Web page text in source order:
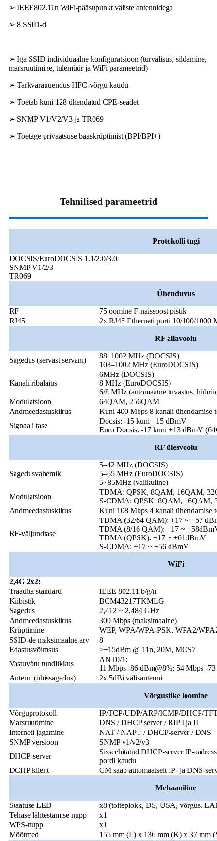
➢ IEEE802.11n WiFi-pääsupunkt väliste antennidega
➢ 8 SSID-d
➢ Iga SSID individuaalne konfiguratsioon (turvalisus, sildamine,
marsruutimine, tulemüür ja WiFi parameetrid)
➢ Tarkvarauuendus HFC-võrgu kaudu
➢ Toetab kuni 128 ühendatud CPE-seadet
➢ SNMP V1/V2/V3 ja TR069
➢ Toetage privaatsuse baaskrüptimist (BPI/BPI+)
Tehnilised parameetrid
Protokolli tugi
DOCSIS/EuroDOCSIS 1.1/2.0/3.0
SNMP V1/2/3
TR069
Ühenduvus
RF
75 oomine F-naissoost pistik
RJ45
2x RJ45 Etherneti porti 10/100/1000
RF allavoolu
Sagedus (servast servani)
88–1002 MHz (DOCSIS)
108–1002 MHz (EuroDOCSIS)
Kanali ribalaius
6MHz (DOCSIS)
8 MHz (EuroDOCSIS)
6/8 MHz (automaatne tuvastus,
Modulatsioon
64QAM, 256QAM
Andmeedastuskiirus
Kuni 400 Mbps 8 kanali ühendamise
Signaali tase
Docsis: -15 kuni +15 dBmV
Euro Docsis: -17 kuni +13 dBmV
RF ülesvoolu
Sagedusvahemik
5–42 MHz (DOCSIS)
5–65 MHz (EuroDOCSIS)
5~85MHz (valikuline)
Modulatsioon
TDMA: QPSK, 8QAM, 16QAM,
S-CDMA: QPSK, 8QAM, 16QAM,
Andmeedastuskiirus
Kuni 108 Mbps 4 kanali ühendamise
RF-väljundtase
TDMA (32/64 QAM): +17 ~ +57
TDMA (8/16 QAM): +17 ~
TDMA (QPSK): +17 ~ +61dBmV
S-CDMA: +17 ~ +56 dBmV
WiFi
2,4G 2x2:
Traadita standard
IEEE 802.11 b/g/n
Kiibistik
BCM43217TKMLG
Sagedus
2,412 ~ 2,484 GHz
Andmeedastuskiirus
300 Mbps (maksimaalne)
Krüptimine
WEP, WPA/WPA-PSK, WPA2/
SSID-de maksimaalne arv
8
Edastusvõimsus
>+15dBm @ 11n, 20M, MCS7
Vastuvõtu tundlikkus
ANT0/1:
11 Mbps -86 dBm@8%; 54 Mbps -
Antenn (ühissagedus)
2x 5dBi välisantenni
Võrgustike loomine
Võrguprotokoll
IP/TCP/UDP/ARP/ICMP/DHCP/
Marsruutimine
DNS / DHCP server / RIP I ja II
Interneti jagamine
NAT / NAPT / DHCP-server / DNS
SNMP versioon
SNMP v1/v2/v3
DHCP-server
Sisseehitatud DHCP-server IP-
pordi kaudu
DCHP klient
CM saab automaatselt IP- ja DNS-
Mehaaniline
Staatuse LED
x8 (toiteplokk, DS, USA, võrgus,
Tehase lähtestamise nupp
x1
WPS-nupp
x1
Mõõtmed
155 mm (L) x 136 mm (K) x 37 mm